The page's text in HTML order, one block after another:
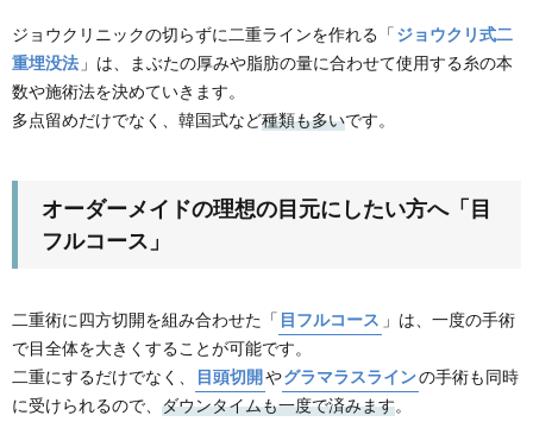
ジョウクリニックの切らずに二重ラインを作れる「ジョウクリ式二
重埋没法 」は、まぶたの厚みや脂肪の量に合わせて使用する糸の本
数や施術法を決めていきます。
多点留めだけでなく、韓国式など種類も多いです。
オーダーメイドの理想の目元にしたい方へ「目
フルコース」
二重術に四方切開を組み合わせた「 目フルコース 」は、一度の手術
で目全体を大きくすることが可能です。
二重にするだけでなく、
目頭切開やグラマラスラインの手術も同時
に受けられるので、 ダウンタイムも一度で済みます。